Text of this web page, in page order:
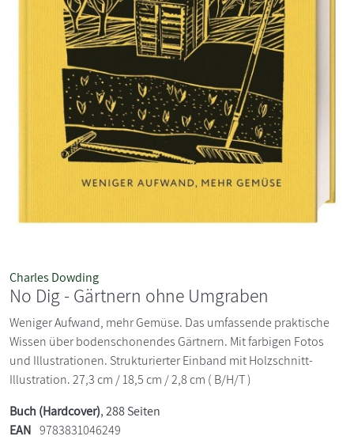
Charles Dowding
No Dig - Gärtnern ohne Umgraben
Weniger Aufwand, mehr Gemüse. Das umfassende praktische
Wissen über bodenschonendes Gärtnern. Mit farbigen Fotos
und Illustrationen. Strukturierter Einband mit Holzschnitt-
Illustration. 27,3 cm / 18,5 cm / 2,8 cm ( B/H/T )
Buch (Hardcover), 288 Seiten
EAN 9783831046249